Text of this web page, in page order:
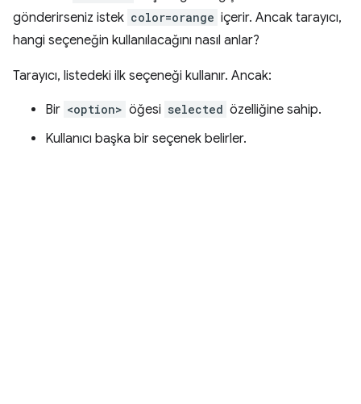
gönderirseniz istek color=orange içerir. Ancak tarayıcı,
hangi seçeneğin kullanılacağını nasıl anlar?
Tarayıcı, listedeki ilk seçeneği kullanır. Ancak:
Bir <option> öğesi selected özelliğine sahip.
Kullanıcı başka bir seçenek belirler.